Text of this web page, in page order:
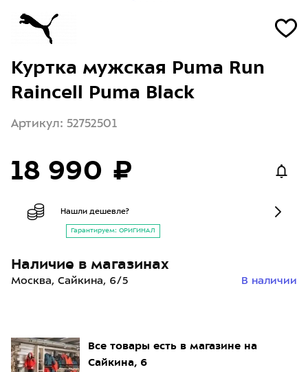
Все товары есть в магазине на
Сайкина, 6
Куртка мужская Puma Run
Raincell Puma Black
Артикул: 52752501
18 990 ₽
Нашли дешевле?
Гарантируем: ОРИГИНАЛ
Наличие в магазинах
Москва, Сайкина, 6/5 В наличии